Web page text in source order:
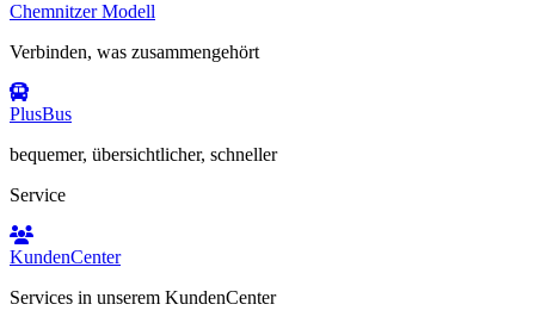
Chemnitzer Modell
Verbinden, was zusammengehört
PlusBus
bequemer, übersichtlicher, schneller
Service
KundenCenter
Services in unserem KundenCenter